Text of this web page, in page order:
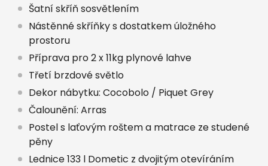
Šatní skříň sosvětlením
Nástěnné skříňky s dostatkem úložného
prostoru
Příprava pro 2 x 11kg plynové lahve
Třetí brzdové světlo
Dekor nábytku: Cocobolo / Piquet Grey
Čalounění: Arras
Postel s laťovým roštem a matrace ze studené
pěny
Lednice 133 l Dometic z dvojitým otevíráním